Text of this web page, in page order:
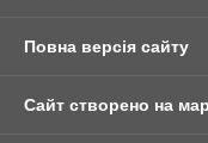
Повна версія сайту
Сайт створено на